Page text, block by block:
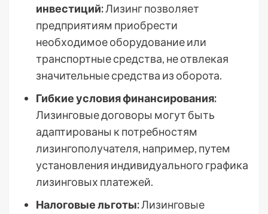
инвестиций:Лизинг позволяет
предприятиям приобрести
необходимое оборудование или
транспортные средства, не отвлекая
значительные средства из оборота.
Гибкие условия финансирования:
Лизинговые договоры могут быть
адаптированы к потребностям
лизингополучателя, например, путем
установления индивидуального графика
лизинговых платежей.
Налоговые льготы:Лизинговые